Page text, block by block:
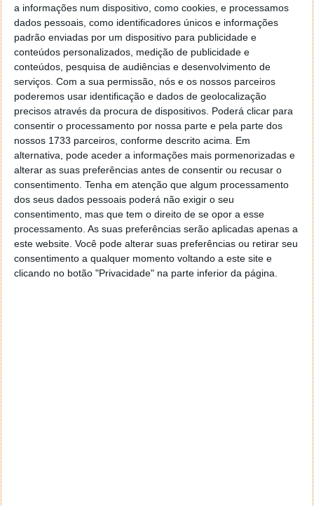
a informações num dispositivo, como cookies, e processamos
dados pessoais, como identificadores únicos e informações
padrão enviadas por um dispositivo para publicidade e
conteúdos personalizados, medição de publicidade e
conteúdos, pesquisa de audiências e desenvolvimento de
serviços. Com a sua permissão, nós e os nossos parceiros
poderemos usar identificação e dados de geolocalização
precisos através da procura de dispositivos. Poderá clicar para
consentir o processamento por nossa parte e pela parte dos
nossos 1733 parceiros, conforme descrito acima. Em
alternativa, pode aceder a informações mais pormenorizadas e
alterar as suas preferências antes de consentir ou recusar o
consentimento. Tenha em atenção que algum processamento
dos seus dados pessoais poderá não exigir o seu
consentimento, mas que tem o direito de se opor a esse
processamento. As suas preferências serão aplicadas apenas a
este website. Você pode alterar suas preferências ou retirar seu
consentimento a qualquer momento voltando a este site e
clicando no botão "Privacidade" na parte inferior da página.
Los Angeles tem planos para uns Jogos "sem
carros"
Além disto, Karen Bass partilhou que Los Angeles vai
trabalhar com as empresas locais para reduzir o